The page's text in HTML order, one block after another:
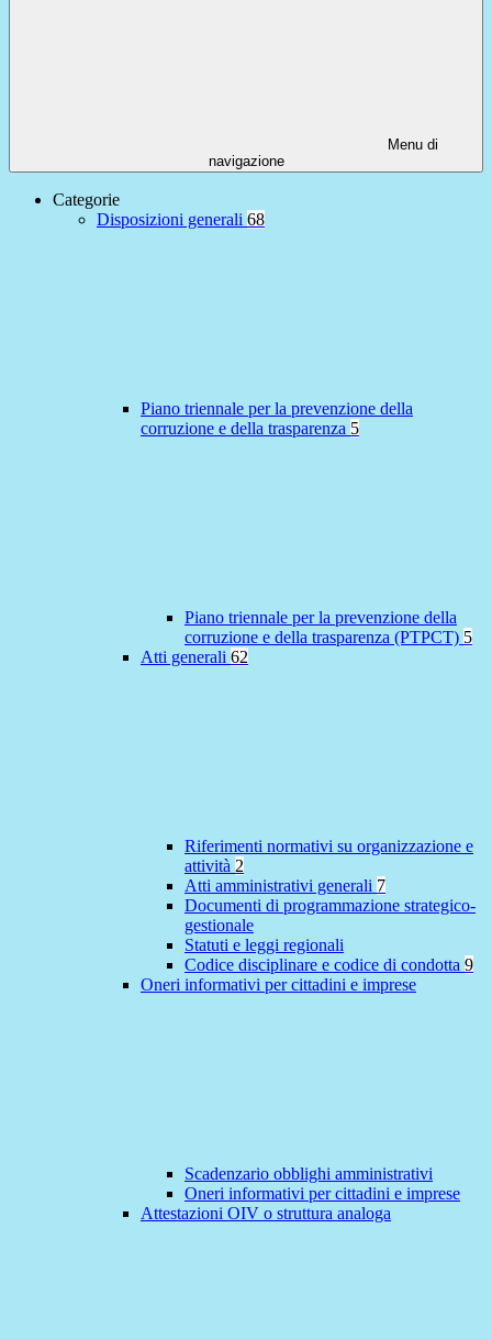
Menu di
navigazione
Categorie
Disposizioni generali 68
Piano triennale per la prevenzione della
corruzione e della trasparenza 5
Piano triennale per la prevenzione della
corruzione e della trasparenza (PTPCT) 5
Atti generali 62
Riferimenti normativi su organizzazione e
attività 2
Atti amministrativi generali 7
Documenti di programmazione strategico-
gestionale
Statuti e leggi regionali
Codice disciplinare e codice di condotta 9
Oneri informativi per cittadini e imprese
Scadenzario obblighi amministrativi
Oneri informativi per cittadini e imprese
Attestazioni OIV o struttura analoga